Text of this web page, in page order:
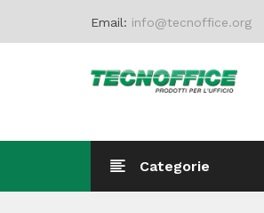
Email: info@tecnoffice.org
Categorie